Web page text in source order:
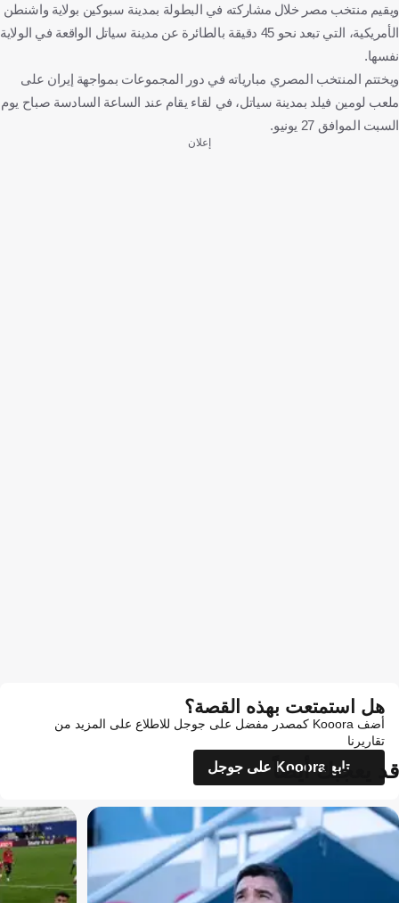
ويقيم منتخب مصر خلال مشاركته في البطولة بمدينة سبوكين بولاية واشنطن
الأمريكية، التي تبعد نحو 45 دقيقة بالطائرة عن مدينة سياتل الواقعة في الولاية
نفسها.
ويختتم المنتخب المصري مبارياته في دور المجموعات بمواجهة إيران على
ملعب لومين فيلد بمدينة سياتل، في لقاء يقام عند الساعة السادسة صباح يوم
السبت الموافق 27 يونيو.
إعلان
هل استمتعت بهذه القصة؟
أضف Kooora كمصدر مفضل على جوجل للاطلاع على المزيد من
تقاريرنا
تابع Kooora على جوجل
قد يعجبك أيضاً